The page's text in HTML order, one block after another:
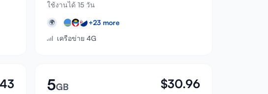
ใช้งานได้ 15 วัน
🌍 +23 more
เครือข่าย 4G
5GB $30.96